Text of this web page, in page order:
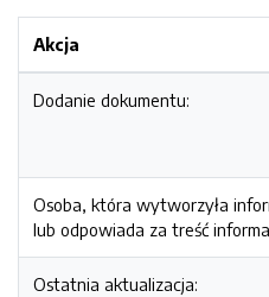
Akcja
Dodanie dokumentu:
Osoba, która wytworzyła
lub odpowiada za treść
Ostatnia aktualizacja: